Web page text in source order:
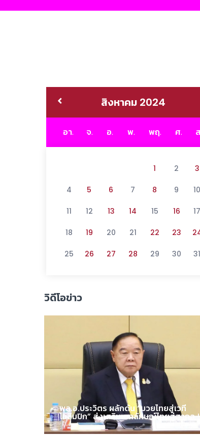
สิงหาคม 2024
อา. จ. อ. พ. พฤ. ศ.
1 2 3
4 5 6 7 8 9 10
11 12 13 14 15 16 17
18 19 20 21 22 23
25 26 27 28 29 30 31
วิดีโอข่าว
พล.อ.ประวิตร ผลักดัน “มวยไทยสู่เวที
โอลิมปิก” ส่งเสริมเอกลักษณ์ไทยสู่สากล